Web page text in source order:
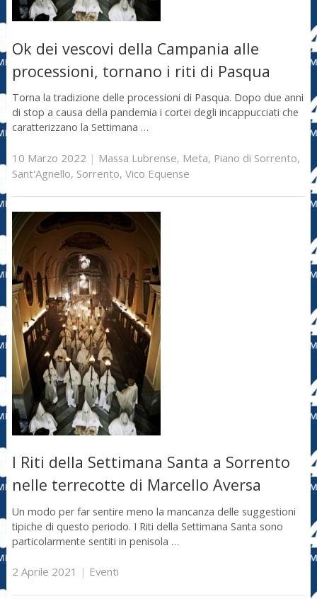
Ok dei vescovi della Campania alle
processioni, tornano i riti di Pasqua
Torna la tradizione delle processioni di Pasqua. Dopo due anni
di stop a causa della pandemia i cortei degli incappucciati che
caratterizzano la Settimana …
10 Marzo 2022 | Massa Lubrense, Meta, Piano di Sorrento,
Sant'Agnello, Sorrento, Vico Equense
I Riti della Settimana Santa a Sorrento
nelle terrecotte di Marcello Aversa
Un modo per far sentire meno la mancanza delle suggestioni
tipiche di questo periodo. I Riti della Settimana Santa sono
particolarmente sentiti in penisola …
2 Aprile 2021 | Eventi